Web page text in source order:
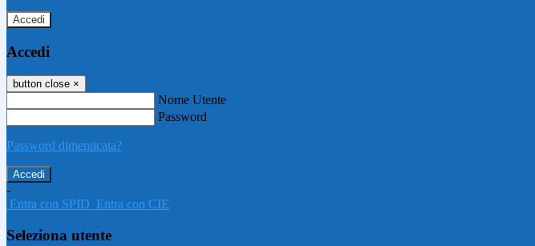
Accedi
Accedi
button close ×
Nome Utente
Password
Password dimenticata?
-
Entra con SPID Entra con CIE
Seleziona utente